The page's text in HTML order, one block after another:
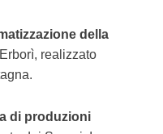
della
realizzato
di produzioni